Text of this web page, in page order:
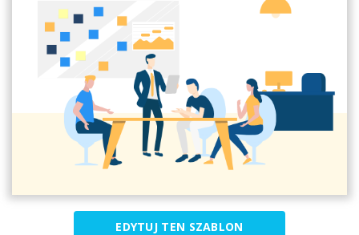
EDYTUJ TEN SZABLON